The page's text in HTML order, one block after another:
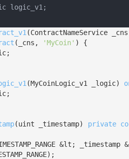
logic_v1;
(ContractNameService
( _cns, 'MyCoin' ) {
(MyCoinLogic_v1 _logic)
(uint _timestamp) private
&lt; _timestamp